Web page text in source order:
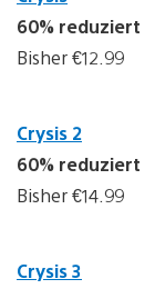
60% reduziert
Bisher €12.99
Crysis 2
60% reduziert
Bisher €14.99
Crysis 3